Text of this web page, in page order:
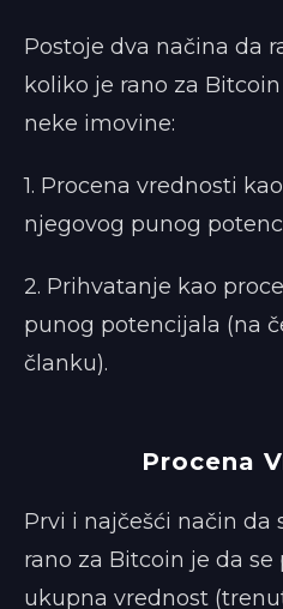
Postoje dva načina da
koliko je rano za
neke imovine:
1. Procena vrednosti
njegovog punog
2. Prihvatanje kao
punog potencijala (na
članku).
Procena
Prvi i najčešći način da
rano za Bitcoin je da
ukupna vrednost